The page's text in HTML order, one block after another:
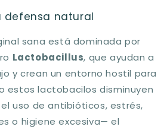
defensa natural
sana está dominada por
Lactobacillus, que ayudan a
y crean un entorno hostil para
estos lactobacilos disminuyen
uso de antibióticos, estrés,
o higiene excesiva— el